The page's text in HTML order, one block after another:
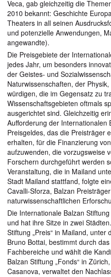
Veca, gab gleichzeitig die
2010 bekannt: Geschichte
Theaters in all seinen
und potenzielle Anwendungen,
angewandte).
Die Preisgebiete der
jedes Jahr, um besonders
der Geistes- und
Naturwissenschaften, der
würdigen, die im Gegensatz zu
Wissenschaftsgebieten oftmals
ausgerichtet sind. Gleichzeitig
Aufforderung der Internationalen
Preisgeldes, das die Preisträger
erhalten, für die Finanzierung
aufzuwenden, die vorzugsweise
Forschern durchgeführt werden
Veranstaltung, die in Mailand
Stadt Mailand stattfand, folgte
Cavalli-Sforza, Balzan
naturwissenschaftlichen
Die Internationale Balzan
und hat ihre Sitze in zwei
Stiftung „Preis“ in Mailand, unter
Bruno Bottai, bestimmt durch
Fachbereiche und wählt die
Balzan Stiftung „Fonds“ in
Casanova, verwaltet den